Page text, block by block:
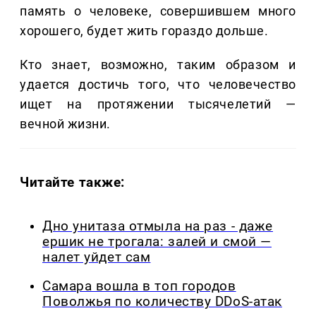
память о человеке, совершившем много
хорошего, будет жить гораздо дольше.
Кто знает, возможно, таким образом и
удается достичь того, что человечество
ищет на протяжении тысячелетий —
вечной жизни.
Читайте также:
Дно унитаза отмыла на раз - даже
ершик не трогала: залей и смой —
налет уйдет сам
Самара вошла в топ городов
Поволжья по количеству DDoS-атак